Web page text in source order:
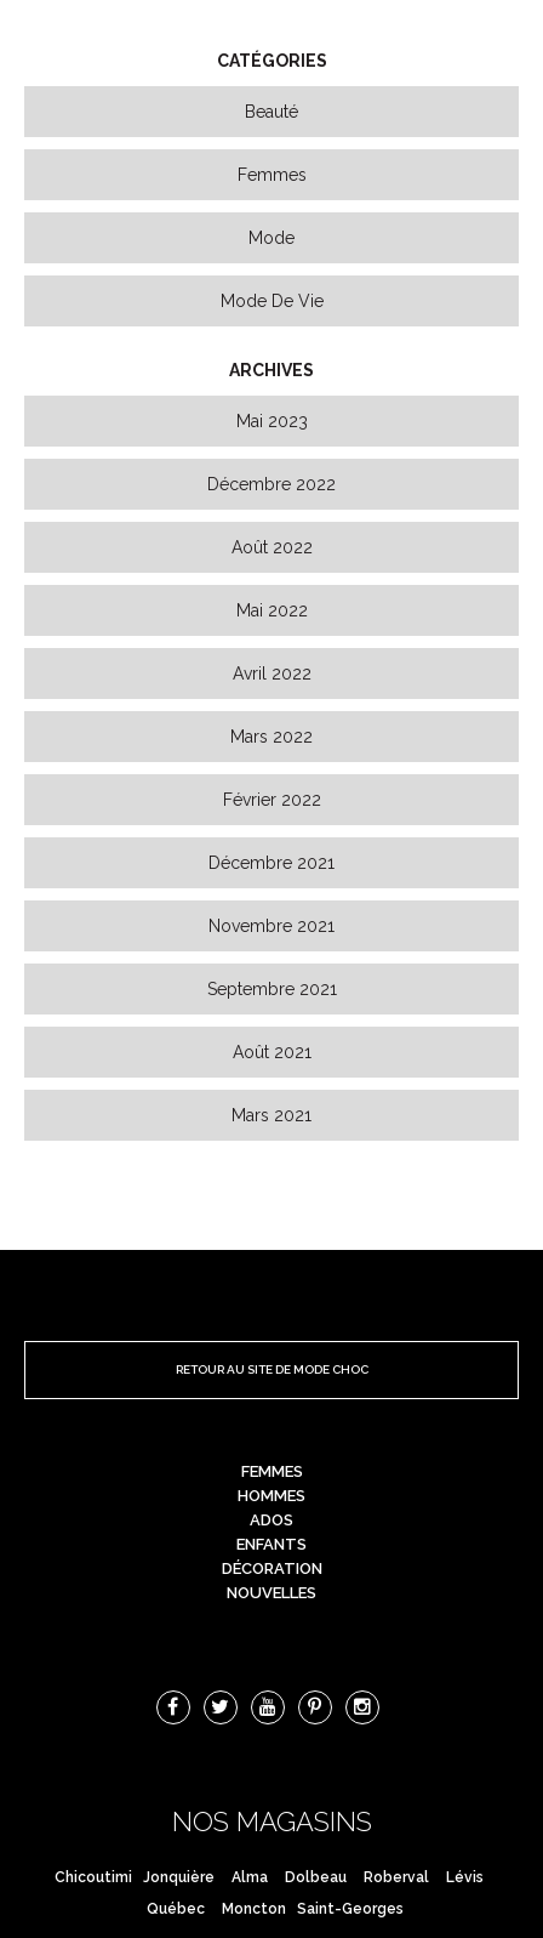
CATÉGORIES
Beauté
Femmes
Mode
Mode De Vie
ARCHIVES
Mai 2023
Décembre 2022
Août 2022
Mai 2022
Avril 2022
Mars 2022
Février 2022
Décembre 2021
Novembre 2021
Septembre 2021
Août 2021
Mars 2021
RETOUR AU SITE DE MODE CHOC
FEMMES
HOMMES
ADOS
ENFANTS
DÉCORATION
NOUVELLES
NOS MAGASINS
Chicoutimi Jonquière Alma Dolbeau Roberval
Lévis
Québec
Moncton Saint-Georges